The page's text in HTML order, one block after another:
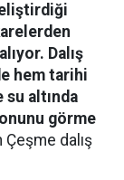
Dalış
hem tarihi
altında
görme
Çeşme dalış